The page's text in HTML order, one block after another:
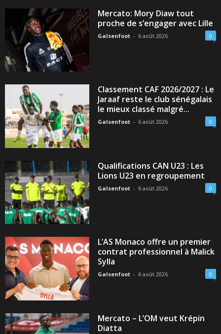
Mercato: Mory Diaw tout
proche de s’engager avec Lille
Galsenfoot - 6 août 2026 0
Classement CAF 2026/2027 : Le
Jaraaf reste le club sénégalais
le mieux classé malgré...
Galsenfoot - 6 août 2026 0
Qualifications CAN U23 : Les
Lions U23 en regroupement
Galsenfoot - 6 août 2026 0
L’AS Monaco offre un premier
contrat professionnel à Malick
Sylla
Galsenfoot - 6 août 2026 0
Mercato – L’OM veut Krépin
Diatta